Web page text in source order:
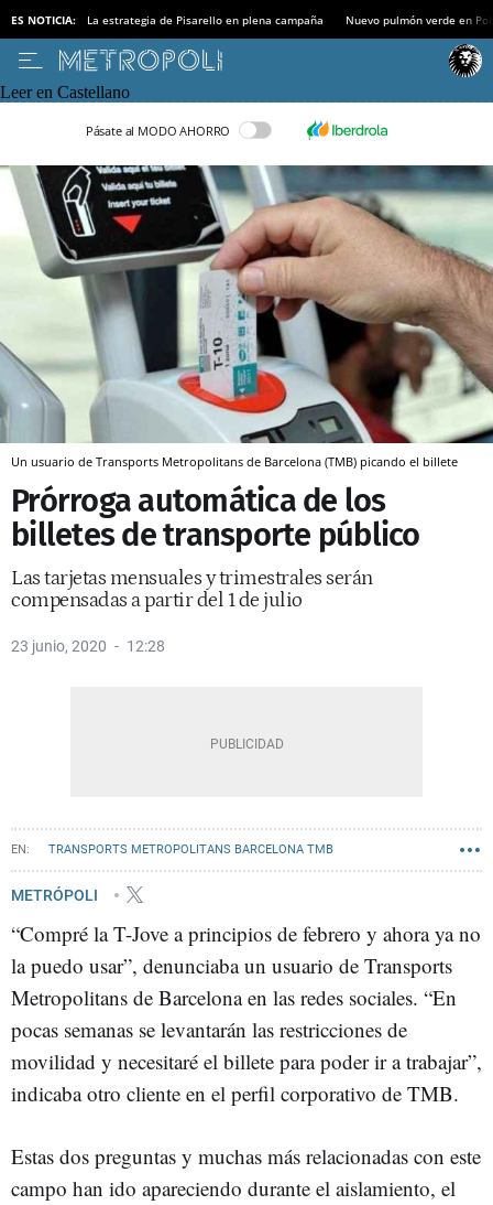
ES NOTICIA: La estrategia de Pisarello en plena campaña Nuevo pulmón verde en
Leer en Castellano
Pásate al MODO AHORRO
Un usuario de Transports Metropolitans de Barcelona (TMB) picando el billete
Prórroga automática de los
billetes de transporte público
Las tarjetas mensuales y trimestrales serán
compensadas a partir del 1 de julio
23 junio, 2020 12:28
TRANSPORTS METROPOLITANS BARCELONA TMB
METRO BARCELONA
TARIFAS TRANSPORTS METROPOLITANS BARCELONA
METRÓPOLI
“Compré la T-Jove a principios de febrero y ahora ya no
la puedo usar”, denunciaba un usuario de Transports
Metropolitans de Barcelona en las redes sociales. “En
pocas semanas se levantarán las restricciones de
movilidad y necesitaré el billete para poder ir a trabajar”,
indicaba otro cliente en el perfil corporativo de TMB.
Estas dos preguntas y muchas más relacionadas con este
campo han ido apareciendo durante el aislamiento, el